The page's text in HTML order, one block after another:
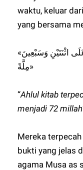
waktu, keluar
yang bersama
«إِنَّ أَهْلَ الْكِتَابِ تَفَرَّقُوا فِي دِينِهِمْ عَلَى اثْنَتَيْنِ وَسَبْعِينَ
مِلَّةً»
“Ahlul kitab
menjadi 72 millah
Mereka
bukti yang jelas
agama Musa as